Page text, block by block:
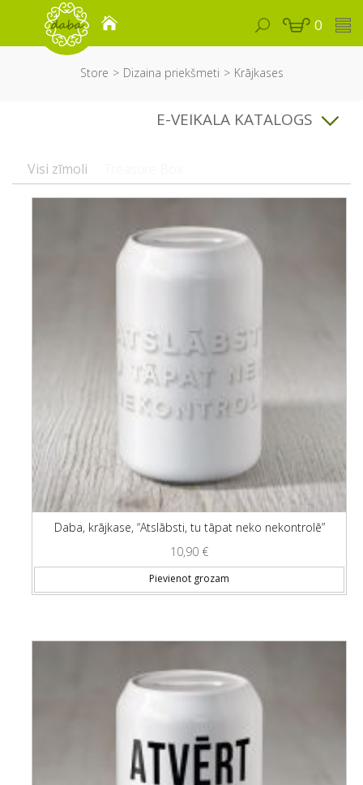
0
Store Dizaina priekšmeti Krājkases
E-VEIKALA KATALOGS
Visi zīmoli
Daba, krājkase, “Atslābsti, tu tāpat neko nekontrolē”
10,90 €
Pievienot grozam